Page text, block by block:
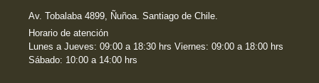
Av. Tobalaba 4899, Ñuñoa. Santiago de Chile.
Horario de atención
Lunes a Jueves: 09:00 a 18:30 hrs Viernes: 09:00 a 18:00 hrs
Sábado: 10:00 a 14:00 hrs